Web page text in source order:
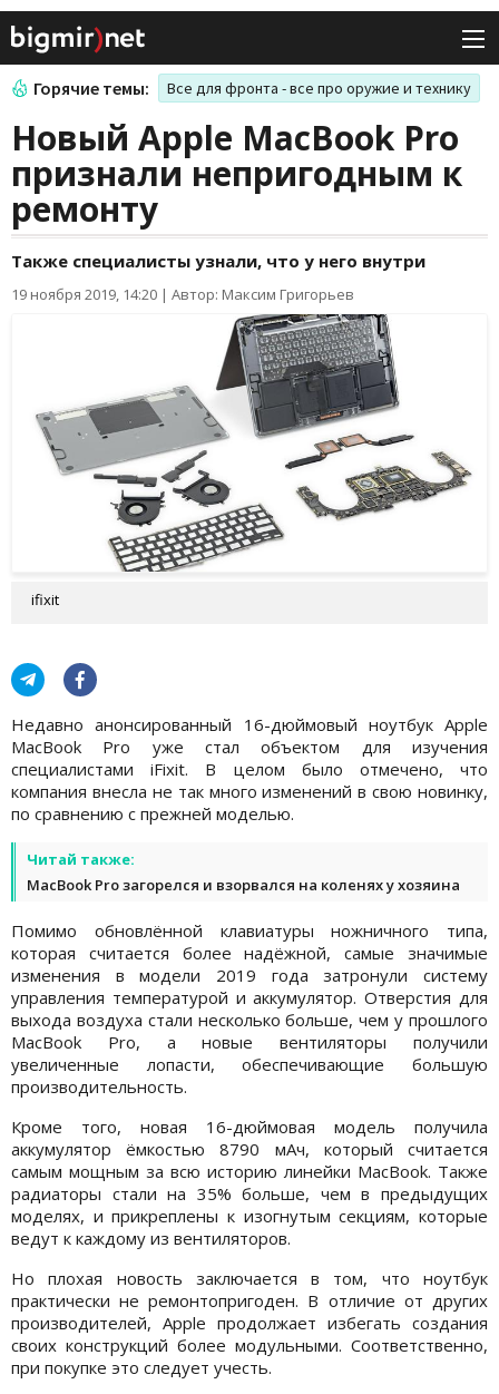
Горячие темы: Все для фронта - все про оружие и технику
Новый Apple MacBook Pro
признали непригодным к
ремонту
Также специалисты узнали, что у него внутри
19 ноября 2019, 14:20 | Автор: Максим Григорьев
ifixit
Недавно анонсированный 16-дюймовый ноутбук Apple
MacBook Pro уже стал объектом для изучения
специалистами iFixit. В целом было отмечено, что
компания внесла не так много изменений в свою новинку,
по сравнению с прежней моделью.
Читай также:
MacBook Pro загорелся и взорвался на коленях у хозяина
Помимо обновлённой клавиатуры ножничного типа,
которая считается более надёжной, самые значимые
изменения в модели 2019 года затронули систему
управления температурой и аккумулятор. Отверстия для
выхода воздуха стали несколько больше, чем у прошлого
MacBook Pro, а новые вентиляторы получили
увеличенные лопасти, обеспечивающие большую
производительность.
Кроме того, новая 16-дюймовая модель получила
аккумулятор ёмкостью 8790 мАч, который считается
самым мощным за всю историю линейки MacBook. Также
радиаторы стали на 35% больше, чем в предыдущих
моделях, и прикреплены к изогнутым секциям, которые
ведут к каждому из вентиляторов.
Но плохая новость заключается в том, что ноутбук
практически не ремонтопригоден. В отличие от других
производителей, Apple продолжает избегать создания
своих конструкций более модульными. Соответственно,
при покупке это следует учесть.